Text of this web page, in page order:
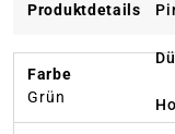
Produktdetails
Farbe
Grün